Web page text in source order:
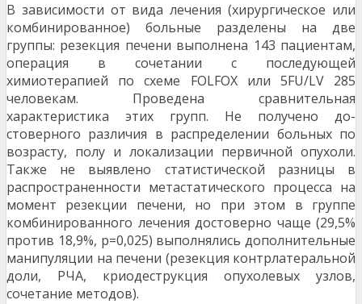
В зависимости от вида лечения (хирурги­ческое или
комбинированное) больные разделе­ны на две
группы: резекция печени выполнена 143 пациентам,
операция в сочетании с последу­ющей
химиотерапией по схеме FOLFOX или 5FU/LV 285
человекам. Проведена сравнитель­ная
характеристика этих групп. Не получено до­
стоверного различия в распределении больных по
возрасту, полу и локализации первичной опу­холи.
Также не выявлено статистической разницы в
распространенности метастатического процесса на
момент резекции печени, но при этом в группе
комбинированного лечения достоверно чаще (29,5%
против 18,9%, р=0,025) выполнялись до­полнительные
манипуляции на печени (резекция контрлатеральной
доли, РЧА, криодеструкция опухолевых узлов,
сочетание методов).